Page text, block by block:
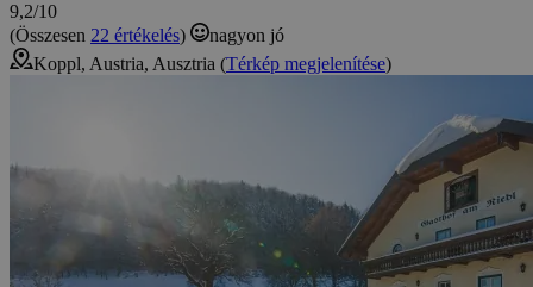
9,2/10
(Összesen 22 értékelés)
nagyon jó
Koppl, Austria, Ausztria (Térkép megjelenítése)